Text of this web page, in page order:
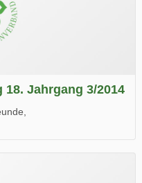
Jahrgang 3/2014